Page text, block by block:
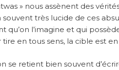
» nous assènent des
très lucide de ces
l’imagine et qui
en tous sens, la cible est
retient bien souvent